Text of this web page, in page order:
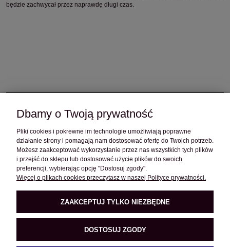
będzie zachwycał przez naprawdę długi czas.
OBSŁUGA KLIENTA
POMOC
O FIRMIE
PRODUKTY
Dbamy o Twoją prywatność
Pliki cookies i pokrewne im technologie umożliwiają poprawne
działanie strony i pomagają nam dostosować ofertę do Twoich potrzeb.
Możesz zaakceptować wykorzystanie przez nas wszystkich tych plików
i przejść do sklepu lub dostosować użycie plików do swoich
preferencji, wybierając opcję "Dostosuj zgody".
Więcej o plikach cookies przeczytasz w naszej Polityce prywatności.
ZAAKCEPTUJ TYLKO NIEZBĘDNE
DOSTOSUJ ZGODY